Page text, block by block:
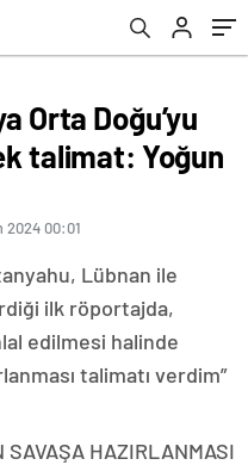
Orta Doğu’yu
talimat: Yoğun
2024 00:01
Lübnan ile
ilk röportajda,
edilmesi halinde
talimatı verdim”
SAVAŞA HAZIRLANMASI